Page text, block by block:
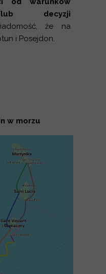
lub decyzji
że na
i Posejdon.
w morzu